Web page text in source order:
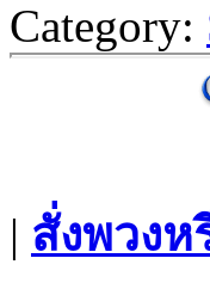
Category:
| สั่งพวงห